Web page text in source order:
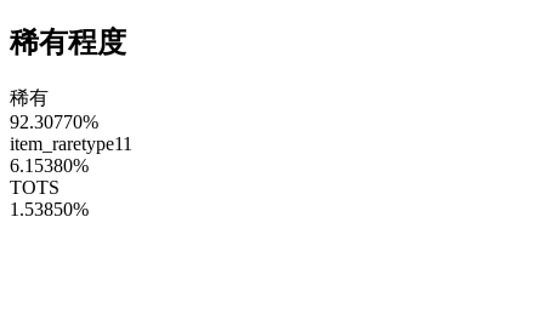
稀有程度
稀有
92.30770%
item_raretype11
6.15380%
TOTS
1.53850%